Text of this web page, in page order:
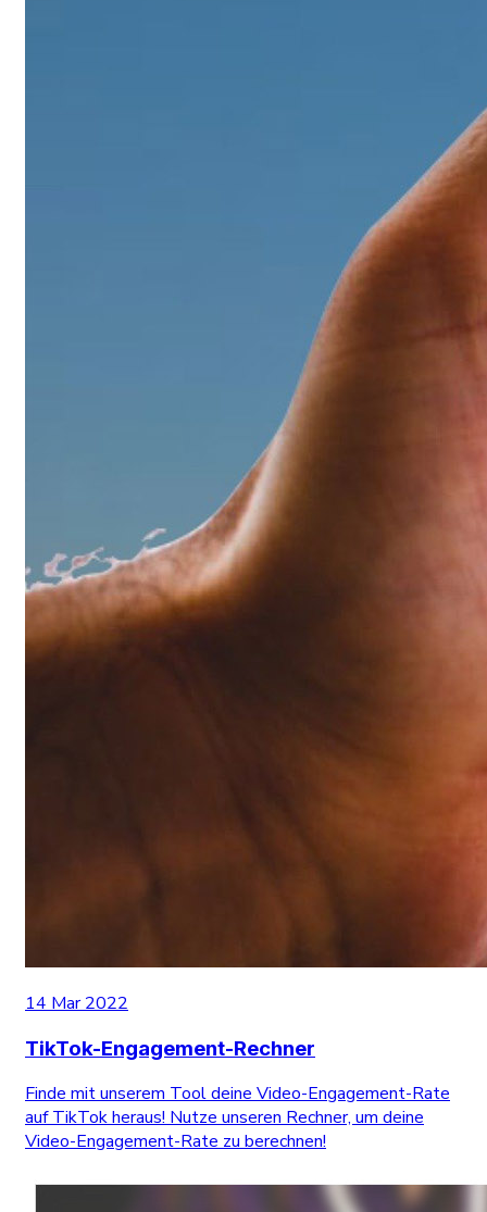
14 Mar 2022
TikTok-Engagement-Rechner
Finde mit unserem Tool deine Video-Engagement-Rate
auf TikTok heraus! Nutze unseren Rechner, um deine
Video-Engagement-Rate zu berechnen!